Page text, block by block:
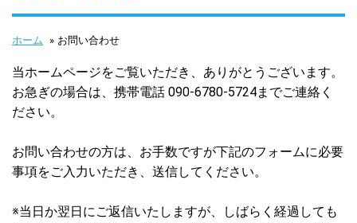
ホーム » お問い合わせ
当ホームページをご覧いただき、ありがとうございます。
お急ぎの場合は、携帯電話 090-6780-5724までご連絡く
ださい。
お問い合わせの方は、お手数ですが下記のフォームに必要
事項をご入力いただき、送信してください。
※当日か翌日にご返信いたしますが、しばらく経過しても